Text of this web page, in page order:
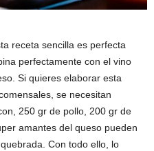
receta sencilla es perfecta
perfectamente con el vino
Si quieres elaborar esta
se necesitan
250 gr de pollo, 200 gr de
amantes del queso pueden
Con todo ello, lo